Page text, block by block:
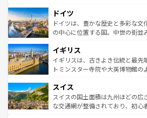
せる。地方によって風土や気候が
性で訪れる人
ンテンツ一覧を参照してほしい。
で、幅広い魅力が詰まっている。
聖堂、美しいビーチ、そして豊か
から魅了する。また、フランスは
いる。シャンパンの発祥地である
香り高いラベンダー畑など、多彩
らに、パリ以外の地域にも魅力が
れる地方に足を運ぶとそれぞれで
きるだろう。 なお、新着のフ
を参照してほしい。
ドイツ
ドイツは、豊かな歴史と多彩な文
の中心に位置する国。中世の街並
顔を持つこの国は、どこを歩いて
ルリンの文化的活気、バイエルン
してライン川沿いのワイン畑とい
は、お酒好きな人にはぜひ体験してほしい。
ドイツ情報はコンテンツ一覧を参
イギリス
イギリスは、古きよき伝統と最先
トミンスター寺院や大英博物館の
リアごとに異なる魅力がある。ま
ティー、ビール好きにはたまらな
戦など、本場だからこそできる体
スイス
スイスの国土面積は九州ほどの広
な交通網が整備されており、初心